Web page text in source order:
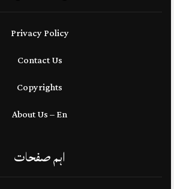
Privacy Policy
Contact Us
Copyrights
About Us – En
اہم صفحات